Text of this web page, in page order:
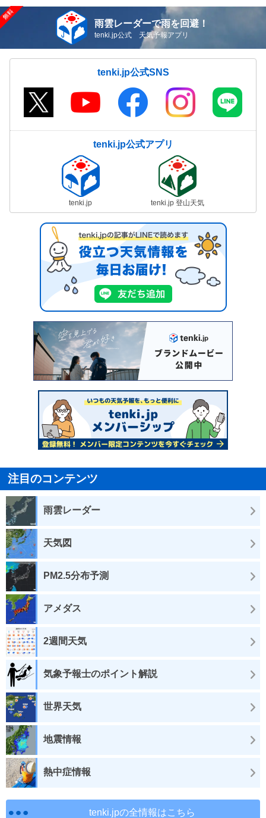
雨雲レーダーで雨を回避！
tenki.jp公式 天気予報アプリ
tenki.jp公式SNS
tenki.jp公式アプリ
tenki.jp tenki.jp 登山天気
注目のコンテンツ
雨雲レーダー
天気図
PM2.5分布予測
アメダス
2週間天気
気象予報士のポイント解説
世界天気
地震情報
熱中症情報
tenki.jpの全情報はこちら